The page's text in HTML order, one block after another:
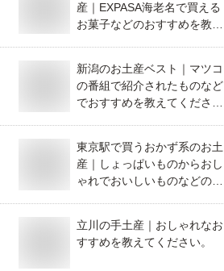
産｜EXPASA海老名で買える
お菓子などのおすすめを教え
新潟のお土産ベスト｜マツコ
の番組で紹介されたものなど
でおすすめを教えてくださ
東京駅で買うおかず系のお土
産｜しょっぱいものからおし
ゃれでおいしいものなどのお
立川の手土産｜おしゃれなお
すすめを教えてください。